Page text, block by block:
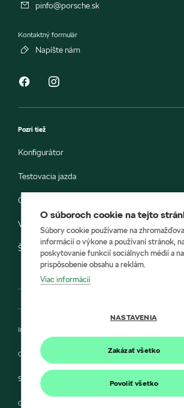
pinfo@porsche.sk
Kontaktný formulár
Napíšte nám
Pozri tiež
Konfigurátor
Testovacia jazda
Objednávka do servisu
Vozidlá ihneď k odberu
Škoda E-shop
Impressum
Ochrana údajov
Smernica Cookie
Compliance a integrita
O súboroch cookie na tejto
Súbory cookie používame na
informácií o výkone a používaní stránok,
poskytovanie funkcií sociálnych médií a
prispôsobenie obsahu a reklám.
Viac informácií
NASTAVENIA
Zakázať všetko
Povoliť všetko